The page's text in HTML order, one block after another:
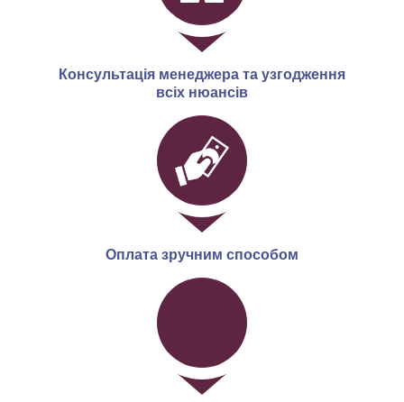
Консультація менеджера та узгодження
всіх нюансів
Оплата зручним способом